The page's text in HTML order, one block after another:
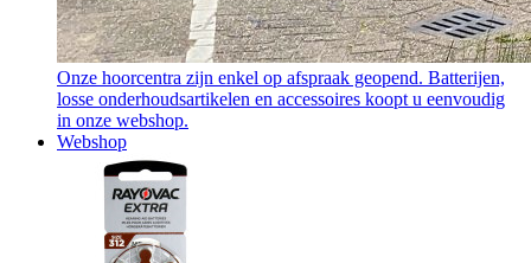
Onze hoorcentra zijn enkel op afspraak geopend. Batterijen,
losse onderhoudsartikelen en accessoires koopt u eenvoudig
in onze webshop.
Webshop